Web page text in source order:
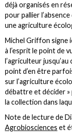
déjà organisés en
pour pallier
une agriculture
Michel Griffon signe
à l’esprit le point de
l’agriculteur
point d’en être
sur l’agriculture
débattre et décider »
la collection dans
Note de lecture de
Agrobiosciences et